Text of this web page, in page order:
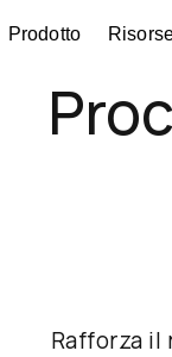
Prodotto
Rafforza